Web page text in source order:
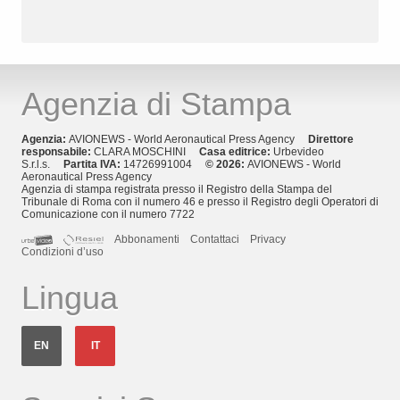
Agenzia di Stampa
Agenzia: AVIONEWS - World Aeronautical Press Agency Direttore
responsabile: CLARA MOSCHINI Casa editrice: Urbevideo
S.r.l.s. Partita IVA: 14726991004 © 2026: AVIONEWS - World
Aeronautical Press Agency
Agenzia di stampa registrata presso il Registro della Stampa del
Tribunale di Roma con il numero 46 e presso il Registro degli Operatori di
Comunicazione con il numero 7722
Abbonamenti
Contattaci
Privacy
Condizioni d’uso
Lingua
EN IT